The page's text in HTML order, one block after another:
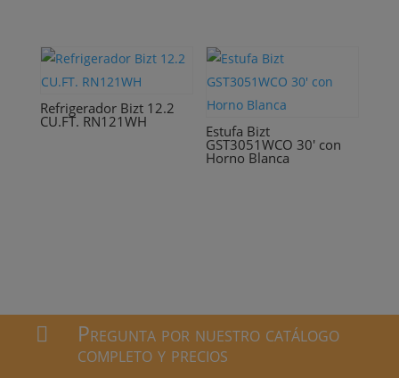
Refrigerador Bizt 12.2
CU.FT. RN121WH
Estufa Bizt
GST3051WCO 30′ con
Horno Blanca
 Pregunta por nuestro catálogo
completo y precios